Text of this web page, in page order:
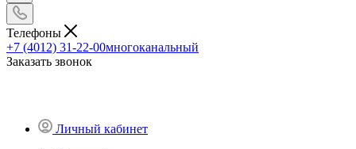
Телефоны
+7 (4012) 31-22-00многоканальный
Заказать звонок
Личный кабинет